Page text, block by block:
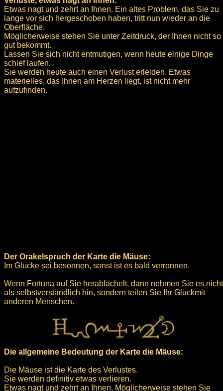
Etwas nagt und zehrt an Ihnen. Ein altes Problem, das Sie zu
lange vor sich hergeschoben haben, tritt nun wieder an die
Oberfläche.
Möglicherweise stehen Sie unter Zeitdruck, der Ihnen nicht so
gut bekommt.
Lassen Sie sich nicht entmutigen, wenn heute einige Dinge
schief laufen.
Sie werden heute auch einen Verlust erleiden. Etwas
materielles, das Ihnen am Herzen liegt, ist nicht mehr
aufzufinden.
Der Orakelspruch der Karte die Mäuse:
Im Glücke sei besonnen, sonst ist es bald verronnen.
Wenn Fortuna auf Sie herablächelt, dann nehmen Sie es nicht
als selbstverständlich hin, sondern teilen Sie Ihr Glückmit
anderen Menschen.
Die allgemeine Bedeutung der Karte die Mäuse:
Die Mäuse ist die Karte des Verlustes.
Sie werden definitiv etwas verlieren.
Etwas nagt und zehrt an Ihnen. Möglicherweise stehen Sie